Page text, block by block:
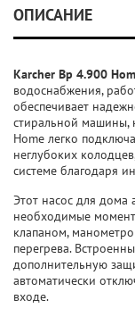
ОПИСАНИЕ
Karcher Bp 4.900
водоснабжения,
обеспечивает
стиральной машины,
Home легко
неглубоких
системе благодаря
Этот насос для дома
необходимые
клапаном,
перегрева.
дополнительную
автоматически
входе.